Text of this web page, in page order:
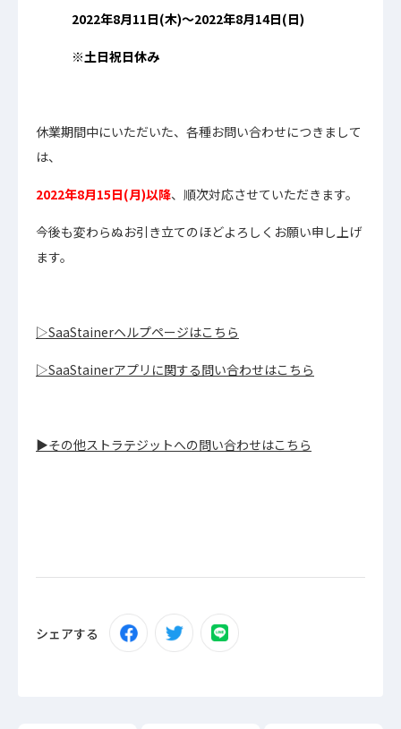
2022年8月11日(木)～2022年8月14日(日)
※土日祝日休み
休業期間中にいただいた、各種お問い合わせにつきまして
は、
2022年8月15日(月)以降、順次対応させていただきます。
今後も変わらぬお引き立てのほどよろしくお願い申し上げ
ます。
▷SaaStainerヘルプページはこちら
▷SaaStainerアプリに関する問い合わせはこちら
▶その他ストラテジットへの問い合わせはこちら
シェアする